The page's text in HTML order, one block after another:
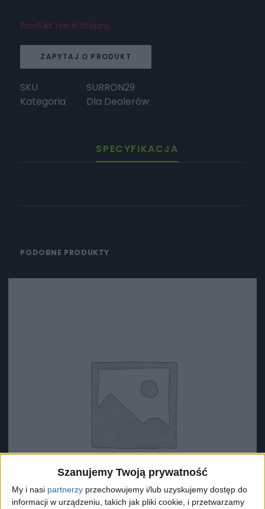
Szanujemy Twoją prywatność
My i nasi partnerzy przechowujemy i/lub uzyskujemy dostęp do
informacji w urządzeniu, takich jak pliki cookie, i przetwarzamy
Produkt niedostępny.
ZAPYTAJ O PRODUKT
SKU
SURRON29
Kategoria
Dla Dealerów
SPECYFIKACJA
PODOBNE PRODUKTY